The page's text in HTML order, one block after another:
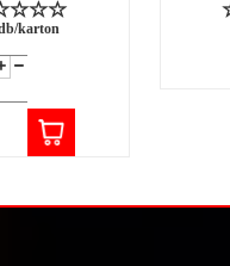
karton